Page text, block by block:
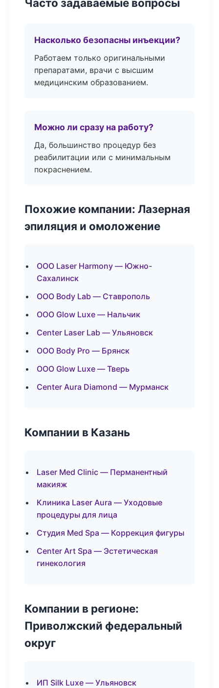
Часто задаваемые вопросы
Насколько безопасны инъекции?
Работаем только оригинальными
препаратами, врачи с высшим
медицинским образованием.
Можно ли сразу на работу?
Да, большинство процедур без
реабилитации или с минимальным
покраснением.
Похожие компании: Лазерная
эпиляция и омоложение
ООО Laser Harmony — Южно-
Сахалинск
ООО Body Lab — Ставрополь
ООО Glow Luxe — Нальчик
Center Laser Lab — Ульяновск
ООО Body Pro — Брянск
ООО Glow Luxe — Тверь
Center Aura Diamond — Мурманск
Компании в Казань
Laser Med Clinic — Перманентный
макияж
Клиника Laser Aura — Уходовые
процедуры для лица
Студия Med Spa — Коррекция фигуры
Center Art Spa — Эстетическая
гинекология
Компании в регионе:
Приволжский федеральный
округ
ИП Silk Luxe — Ульяновск